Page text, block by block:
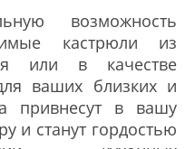
возможность
кастрюли из
или в качестве
ваших близких и
привнесут в вашу
и станут гордостью